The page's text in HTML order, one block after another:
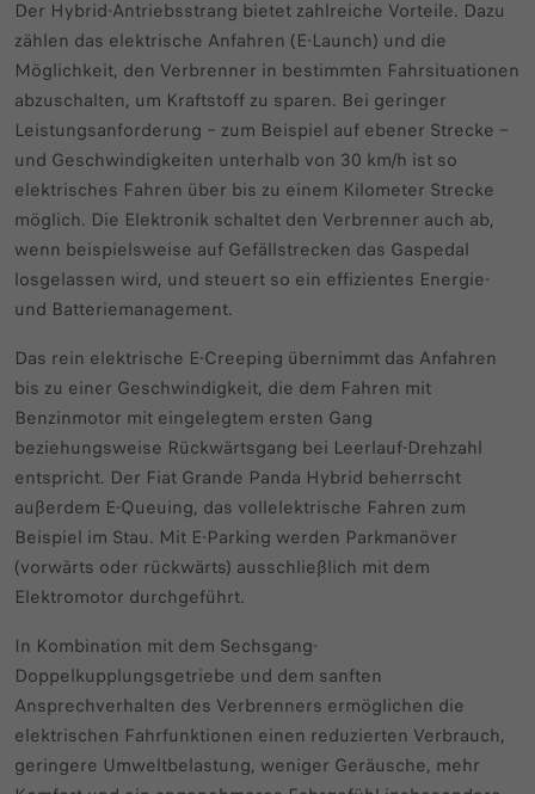
Der Hybrid-Antriebsstrang bietet zahlreiche Vorteile. Dazu
zählen das elektrische Anfahren (E-Launch) und die
Möglichkeit, den Verbrenner in bestimmten Fahrsituationen
abzuschalten, um Kraftstoff zu sparen. Bei geringer
Leistungsanforderung – zum Beispiel auf ebener Strecke –
und Geschwindigkeiten unterhalb von 30 km/h ist so
elektrisches Fahren über bis zu einem Kilometer Strecke
möglich. Die Elektronik schaltet den Verbrenner auch ab,
wenn beispielsweise auf Gefällstrecken das Gaspedal
losgelassen wird, und steuert so ein effizientes Energie-
und Batteriemanagement.
Das rein elektrische E-Creeping übernimmt das Anfahren
bis zu einer Geschwindigkeit, die dem Fahren mit
Benzinmotor mit eingelegtem ersten Gang
beziehungsweise Rückwärtsgang bei Leerlauf-Drehzahl
entspricht. Der Fiat Grande Panda Hybrid beherrscht
außerdem E-Queuing, das vollelektrische Fahren zum
Beispiel im Stau. Mit E-Parking werden Parkmanöver
(vorwärts oder rückwärts) ausschließlich mit dem
Elektromotor durchgeführt.
In Kombination mit dem Sechsgang-
Doppelkupplungsgetriebe und dem sanften
Ansprechverhalten des Verbrenners ermöglichen die
elektrischen Fahrfunktionen einen reduzierten Verbrauch,
geringere Umweltbelastung, weniger Geräusche, mehr